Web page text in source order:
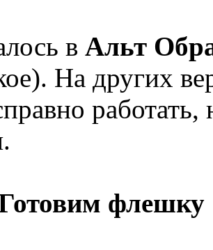
в Альт
На других
флешку